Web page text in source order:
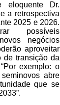
eloquente Dr.
a retrospectiva
2025 e 2026.
possíveis
negócios
aproveitar
de transição da
exemplo: o
abre
que se